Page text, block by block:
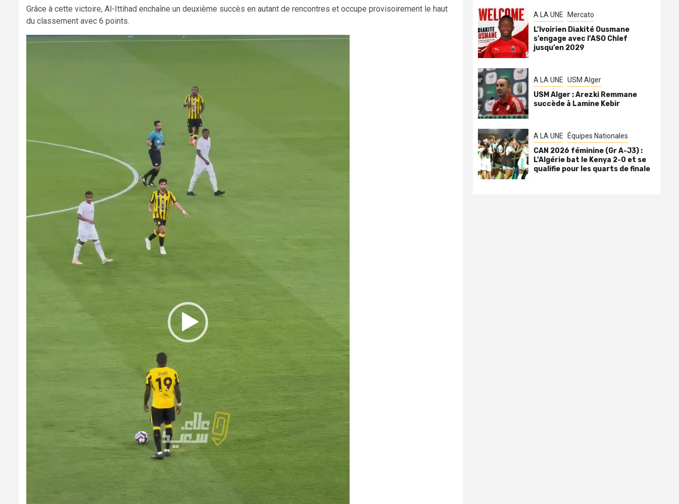
Grâce à cette victoire, Al-Ittihad enchaîne un deuxième succès en autant de rencontres et occupe provisoirement le haut
du classement avec 6 points.
Lecteur
A LA UNE Mercato
L’Ivoirien Diakité Ousmane
s’engage avec l’ASO Chlef
jusqu’en 2029
A LA UNE USM Alger
USM Alger : Arezki Remmane
succède à Lamine Kebir
A LA UNE Équipes Nationales
CAN 2026 féminine (Gr A-J3) :
L’Algérie bat le Kenya 2-0 et se
qualifie pour les quarts de finale